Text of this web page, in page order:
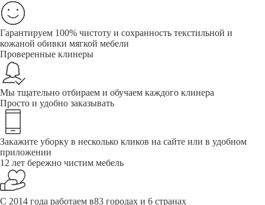
Гарантируем 100% чистоту и сохранность текстильной и
кожаной обивки мягкой мебели
Проверенные клинеры
Мы тщательно отбираем и обучаем каждого клинера
Просто и удобно заказывать
Закажите уборку в несколько кликов на сайте или в удобном
приложении
12 лет бережно чистим мебель
С 2014 года работаем в83 городах и 6 странах